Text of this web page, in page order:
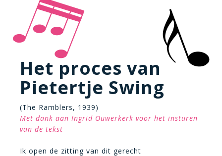
Het proces van
Pietertje Swing
(The Ramblers, 1939)
Met dank aan Ingrid Ouwerkerk voor het insturen
van de tekst
Ik open de zitting van dit gerecht